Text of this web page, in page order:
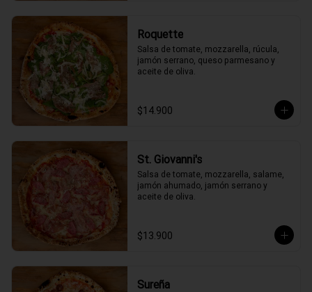
Roquette
Salsa de tomate, mozzarella, rúcula,
jamón serrano, queso parmesano y
aceite de oliva.
$14.900
St. Giovanni's
Salsa de tomate, mozzarella, salame,
jamón ahumado, jamón serrano y
aceite de oliva.
$13.900
Sureña